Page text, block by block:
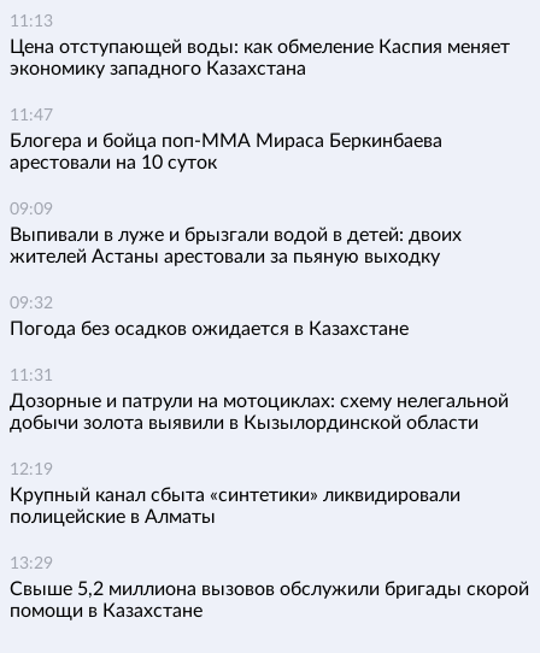
11:13
Цена отступающей воды: как обмеление Каспия меняет
экономику западного Казахстана
11:47
Блогера и бойца поп-ММА Мираса Беркинбаева
арестовали на 10 суток
09:09
Выпивали в луже и брызгали водой в детей: двоих
жителей Астаны арестовали за пьяную выходку
09:32
Погода без осадков ожидается в Казахстане
11:31
Дозорные и патрули на мотоциклах: схему нелегальной
добычи золота выявили в Кызылординской области
12:19
Крупный канал сбыта «синтетики» ликвидировали
полицейские в Алматы
13:29
Свыше 5,2 миллиона вызовов обслужили бригады скорой
помощи в Казахстане